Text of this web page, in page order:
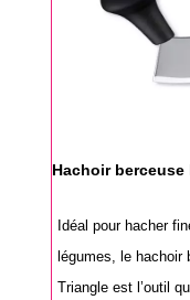
Hachoir berceuse
Idéal pour hacher
légumes, le
Triangle est l’outil